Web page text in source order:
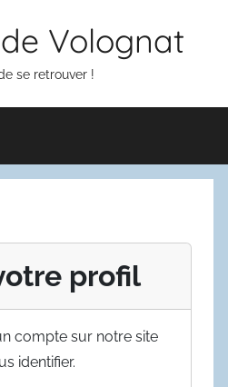
Volognat
se retrouver !
profil
compte sur notre site
identifier.